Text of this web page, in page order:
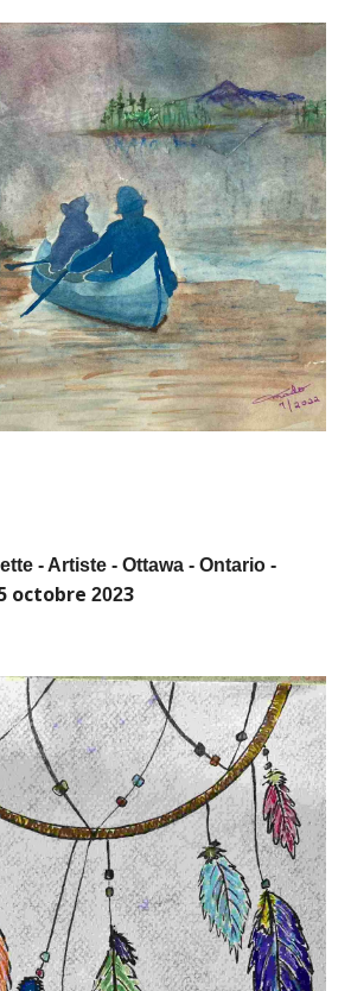
- Artiste - Ottawa - Ontario -
octobre 2023